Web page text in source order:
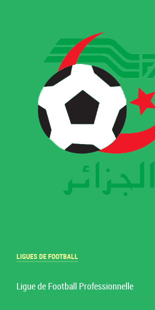
LIGUES DE FOOTBALL
Ligue de Football Professionnelle